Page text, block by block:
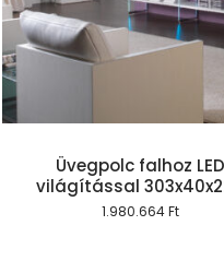
Üvegpolc falhoz LED
világítással
1.980.664Ft